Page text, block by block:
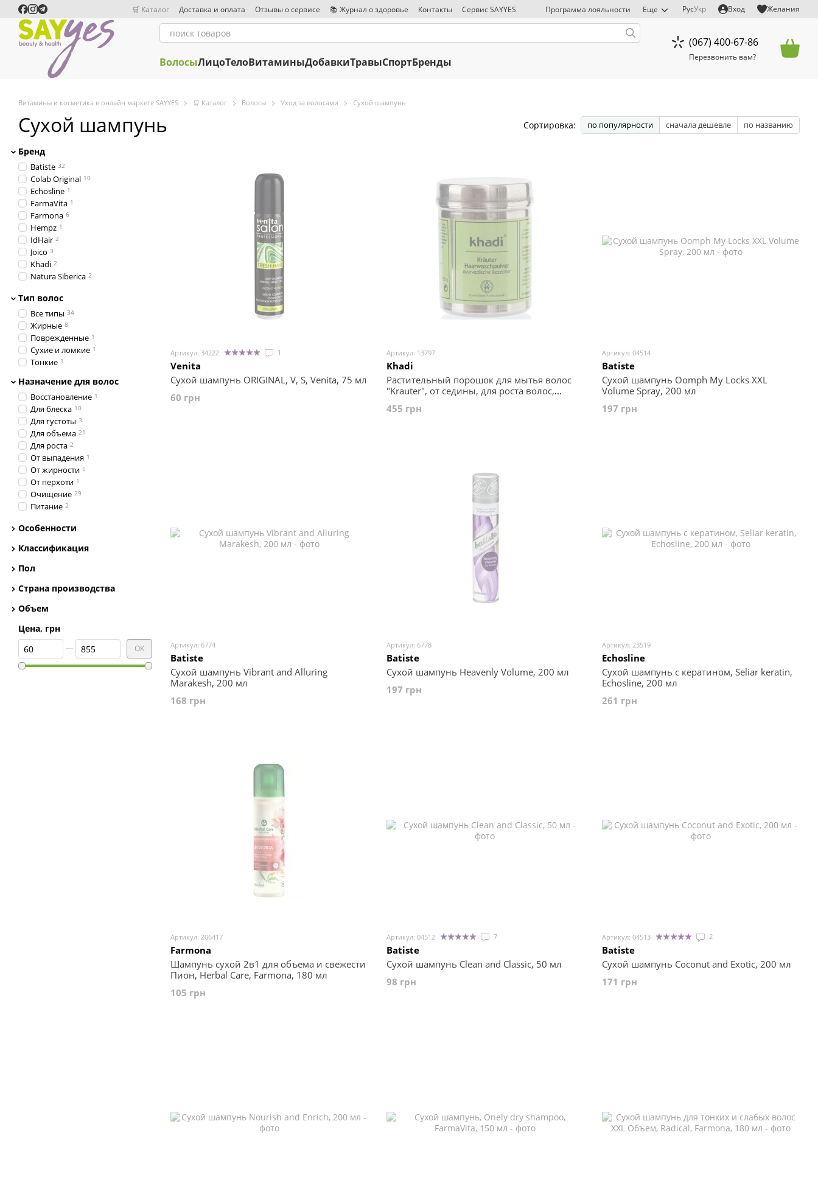
Перейти к основному контенту🛒 Каталог Доставка и оплата Отзывы о сервисе 📚 Журнал о здоровье Контакты Сервис SAYYES Программа лояльности Еще РусУкр Вход Желания
ВолосыЛицоТелоВитаминыДобавкиТравыСпортБренды
(067) 400-67-86
Перезвонить вам?
Витамины и косметика в онлайн маркете SAYYES 🛒 Каталог Волосы Уход за волосами Сухой шампунь
Сухой шампунь Сортировка: по популярности сначала дешевле по названию
Артикул: 34222 1
Venita
Сухой шампунь ORIGINAL, V, S, Venita, 75 мл
60 грн
Артикул: 13797
Khadi
Растительный порошок для мытья волос
"Krauter", от седины, для роста волос,
455 грн
Артикул: 04514
Batiste
Сухой шампунь Oomph My Locks XXL
Volume Spray, 200 мл
197 грн
Артикул: 6774
Batiste
Сухой шампунь Vibrant and Alluring
Marakesh, 200 мл
168 грн
Артикул: 6778
Batiste
Сухой шампунь Heavenly Volume, 200 мл
197 грн
Артикул: 23519
Echosline
Сухой шампунь с кератином, Seliar keratin,
Echosline, 200 мл
261 грн
Артикул: Z06417
Farmona
Шампунь сухой 2в1 для объема и свежести
Пион, Herbal Care, Farmona, 180 мл
105 грн
Артикул: 04512 7
Batiste
Сухой шампунь Clean and Classic, 50 мл
98 грн
Артикул: 04513 2
Batiste
Сухой шампунь Coconut and Exotic, 200 мл
171 грн
Бренд
Batiste 32
Colab Original 10
Echosline 1
FarmaVita 1
Farmona 6
Hempz 1
IdHair 2
Joico 3
Khadi 2
Natura Siberica 2
Revlon Professional
Venita 3
Тип волос
Все типы 34
Жирные 8
Поврежденные 1
Сухие и ломкие 1
Тонкие 1
Назначение для волос
Восстановление 1
Для блеска 10
Для густоты 3
Для объема 21
Для роста 2
От выпадения 1
От жирности 5
От перхоти 1
Очищение 29
Питание 2
Тонизирование
Увлажнение
Успокоение 1
Особенности
Классификация
Пол
Страна производства
Объем
Цена, грн
От Цена, грн
До Цена, грн OK